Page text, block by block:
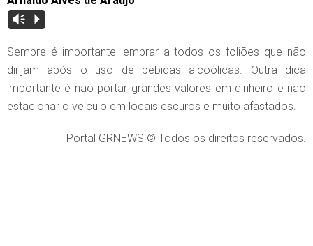
Vm P
Sempre é importante lembrar a todos os foliões que não
dirijam após o uso de bebidas alcoólicas. Outra dica
importante é não portar grandes valores em dinheiro e não
estacionar o veículo em locais escuros e muito afastados.
Portal GRNEWS © Todos os direitos reservados.